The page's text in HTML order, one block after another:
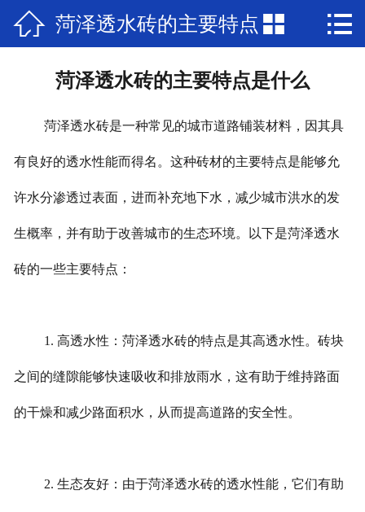
 网站首页
在线留言
 菏泽透水砖的主要特点
是什么
 
菏泽透水砖的主要特点是什么
菏泽透水砖是一种常见的城市道路铺装材料，因其具
有良好的透水性能而得名。这种砖材的主要特点是能够允
许水分渗透过表面，进而补充地下水，减少城市洪水的发
生概率，并有助于改善城市的生态环境。以下是菏泽透水
砖的一些主要特点：
1. 高透水性：菏泽透水砖的特点是其高透水性。砖块
之间的缝隙能够快速吸收和排放雨水，这有助于维持路面
的干燥和减少路面积水，从而提高道路的安全性。
2. 生态友好：由于菏泽透水砖的透水性能，它们有助